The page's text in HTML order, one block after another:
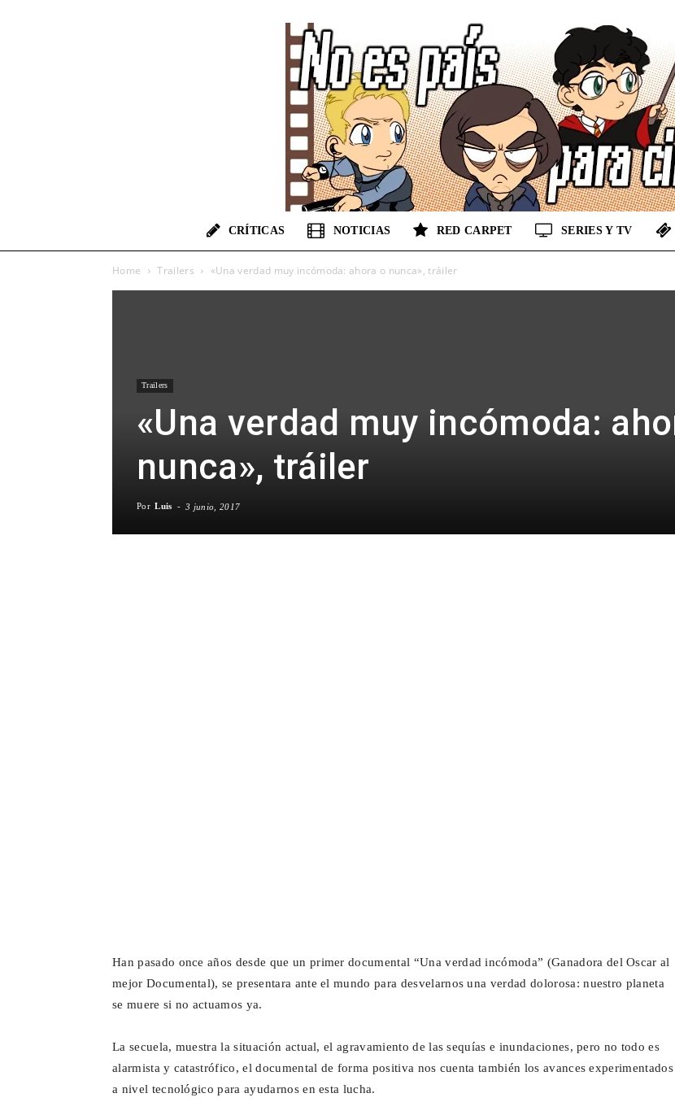
CRÍTICAS NOTICIAS RED CARPET SERIES Y TV
Home Trailers «Una verdad muy incómoda: ahora o nunca», tráiler
Trailers
«Una verdad muy incómoda:
nunca», tráiler
Por Luis - 3 junio, 2017
Han pasado once años desde que un primer documental “Una verdad incómoda” (Ganadora del Oscar al
mejor Documental), se presentara ante el mundo para desvelarnos una verdad dolorosa: nuestro planeta
se muere si no actuamos ya.
La secuela, muestra la situación actual, el agravamiento de las sequías e inundaciones, pero no todo es
alarmista y catastrófico, el documental de forma positiva nos cuenta también los avances experimentados
a nivel tecnológico para ayudarnos en esta lucha.